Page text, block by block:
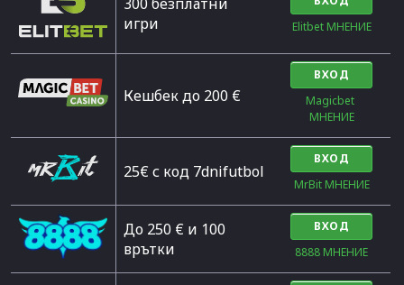
300 безплатни
игри
Elitbet МНЕНИЕ
Кешбек до 200 €
ВХОД
Magicbet
МНЕНИЕ
25€ с код 7dnifutbol
ВХОД
MrBit МНЕНИЕ
До 250 € и 100
врътки
ВХОД
8888 МНЕНИЕ